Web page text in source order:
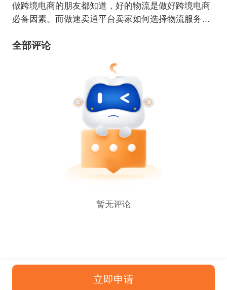
做跨境电商的朋友都知道，好的物流是做好跨境电商
必备因素。而做速卖通平台卖家如何选择物流服务
给大家分享有关速卖通物流干货知识，助力速卖通卖
全部评论
暂无评论
立即申请